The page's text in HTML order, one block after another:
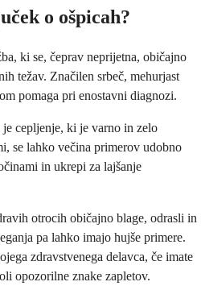
o ošpicah?
ki se, čeprav neprijetna, običajno
težav. Značilen srbeč, mehurjast
pomaga pri enostavni diagnozi.
cepljenje, ki je varno in zelo
se lahko večina primerov udobno
in ukrepi za lajšanje
otrocih običajno blage, odrasli in
pa lahko imajo hujše primere.
zdravstvenega delavca, če imate
opozorilne znake zapletov.